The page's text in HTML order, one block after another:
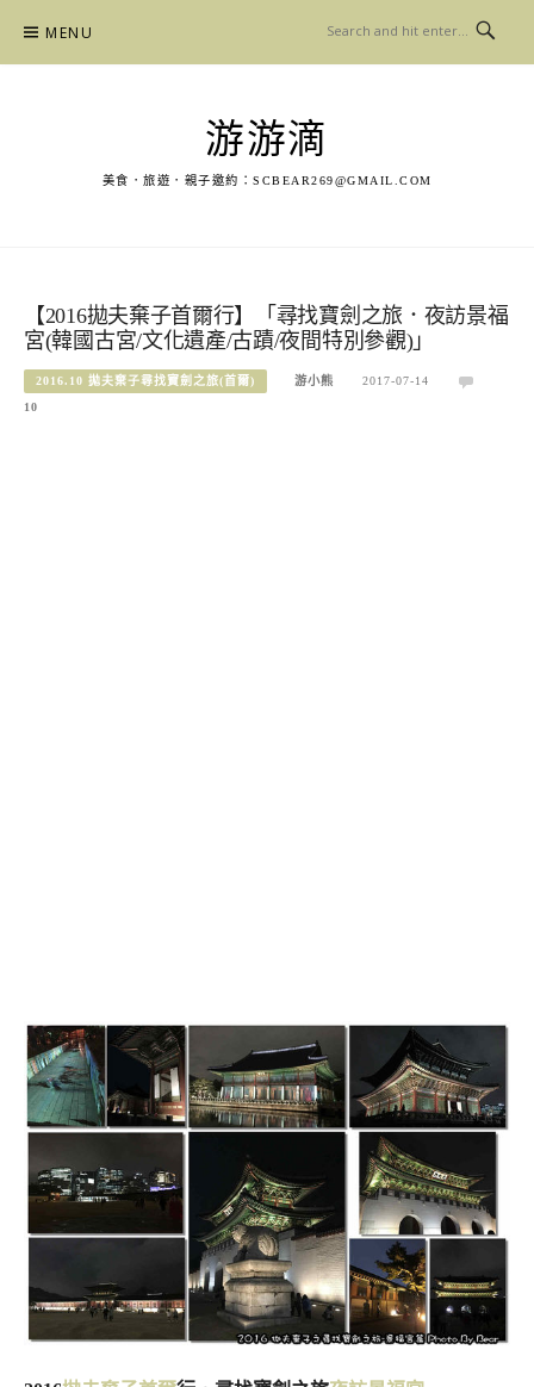
content
MENU
游游滴
美食．旅遊．親子邀約： SCBEAR269@GMAIL.COM
【2016拋夫棄子首爾行】「尋找寶劍之旅．夜訪景福
宮(韓國古宮/文化遺產/古蹟/夜間特別參觀)」
2016.10 拋夫棄子尋找寶劍之旅(首爾) 游小熊
2017-07-14
10